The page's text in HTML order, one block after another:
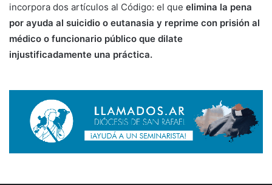
incorpora dos artículos al Código: el que elimina la pena
por ayuda al suicidio o eutanasia y reprime con prisión al
médico o funcionario público que dilate
injustificadamente una práctica.